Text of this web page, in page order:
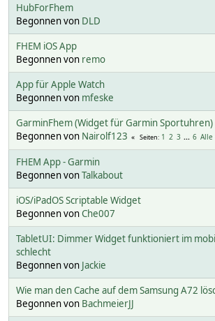
HubForFhem
Begonnen von DLD
FHEM iOS App
Begonnen von remo
App für Apple Watch
Begonnen von mfeske
GarminFhem (Widget für Garmin Sportuhren)
Begonnen von Nairolf123 Seiten 1 2 3 ... 6 Alle
FHEM App - Garmin
Begonnen vonTalkabout
iOS/iPadOS Scriptable Widget
Begonnen vonChe007
TabletUI: Dimmer Widget funktioniert im
schlecht
Begonnen von Jackie
Wie man den Cache auf dem Samsung A72
Begonnen von BachmeierJJ